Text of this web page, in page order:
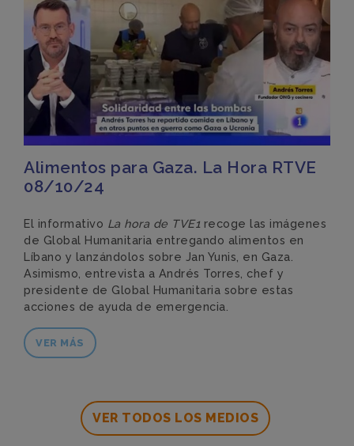
Alimentos para Gaza. La Hora RTVE
08/10/24
El informativo La hora de TVE1 recoge las imágenes
de Global Humanitaria entregando alimentos en
Líbano y lanzándolos sobre Jan Yunis, en Gaza.
Asimismo, entrevista a Andrés Torres, chef y
presidente de Global Humanitaria sobre estas
acciones de ayuda de emergencia.
VER MÁS
VER TODOS LOS MEDIOS